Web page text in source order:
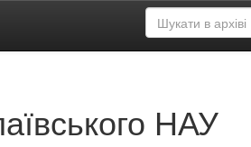
НАУ